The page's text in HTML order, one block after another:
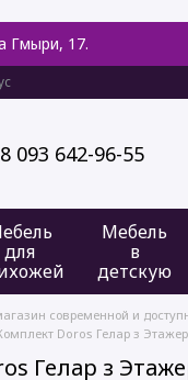
Гмыри, 17.
093 642-96-55
для
Мебель
в
детскую
современной и
Doros Гелар з
Гелар з